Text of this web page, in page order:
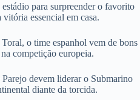
para surpreender o favorito
essencial em casa.
o time espanhol vem de bons
competição europeia.
devem liderar o Submarino
diante da torcida.